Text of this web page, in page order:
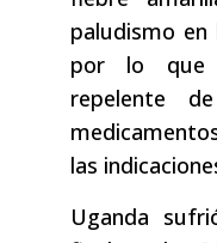
paludismo en
por lo que
repelente
las
Uganda